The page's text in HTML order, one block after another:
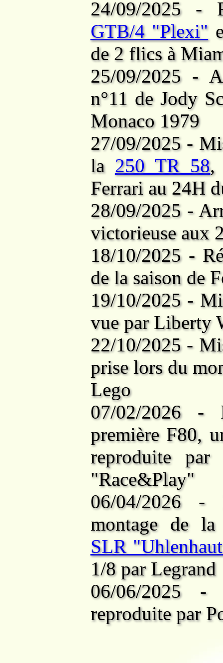
24/09/2025 -
GTB/4 "Plexi"
de 2 flics à
25/09/2025 -
n°11 de Jody
Monaco 1979
27/09/2025 -
la 250 TR 58,
Ferrari au 24H
28/09/2025 -
victorieuse aux
18/10/2025 -
de la saison de
19/10/2025 -
vue par Liberty
22/10/2025 -
prise lors du
Lego
07/02/2026 -
première F80,
reproduite
"Race&Play"
06/04/2026
montage de
SLR
1/8 par Legrand
06/06/2025
reproduite par